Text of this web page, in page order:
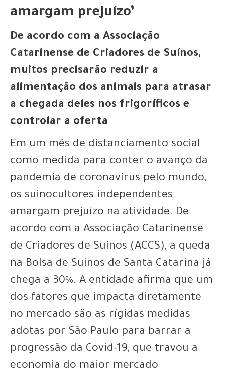
amargam prejuízo’
De acordo com a Associação
Catarinense de Criadores de Suínos,
muitos precisarão reduzir a
alimentação dos animais para atrasar
a chegada deles nos frigoríficos e
controlar a oferta
Em um mês de distanciamento social
como medida para conter o avanço da
pandemia de coronavírus pelo mundo,
os suinocultores independentes
amargam prejuízo na atividade. De
acordo com a Associação Catarinense
de Criadores de Suínos (ACCS), a queda
na Bolsa de Suínos de Santa Catarina já
chega a 30%. A entidade afirma que um
dos fatores que impacta diretamente
no mercado são as rígidas medidas
adotas por São Paulo para barrar a
progressão da Covid-19, que travou a